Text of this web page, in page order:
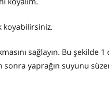
koyabilirsiniz.
sağlayın. Bu şekilde
yaprağın suyunu